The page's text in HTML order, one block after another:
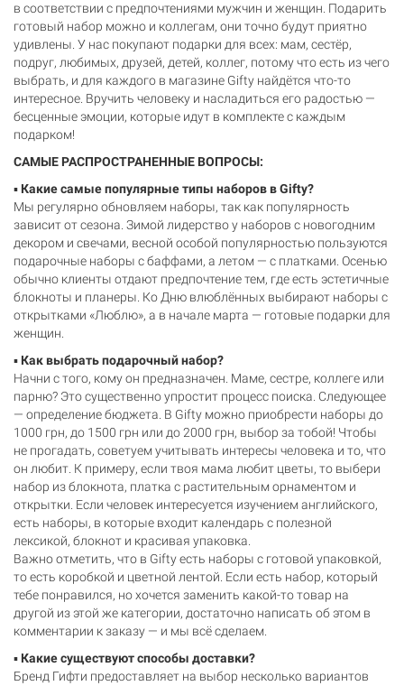
в соответствии с предпочтениями мужчин и женщин. Подарить
готовый набор можно и коллегам, они точно будут приятно
удивлены. У нас покупают подарки для всех: мам, сестёр,
подруг, любимых, друзей, детей, коллег, потому что есть из чего
выбрать, и для каждого в магазине Gifty найдётся что-то
интересное. Вручить человеку и насладиться его радостью —
бесценные эмоции, которые идут в комплекте с каждым
подарком!
САМЫЕ РАСПРОСТРАНЕННЫЕ ВОПРОСЫ:
▪️ Какие самые популярные типы наборов в Gifty?
Мы регулярно обновляем наборы, так как популярность
зависит от сезона. Зимой лидерство у наборов с новогодним
декором и свечами, весной особой популярностью пользуются
подарочные наборы с баффами, а летом — с платками. Осенью
обычно клиенты отдают предпочтение тем, где есть эстетичные
блокноты и планеры. Ко Дню влюблённых выбирают наборы с
открытками «Люблю», а в начале марта — готовые подарки для
женщин.
▪️ Как выбрать подарочный набор?
Начни с того, кому он предназначен. Маме, сестре, коллеге или
парню? Это существенно упростит процесс поиска. Следующее
— определение бюджета. В Gifty можно приобрести наборы до
1000 грн, до 1500 грн или до 2000 грн, выбор за тобой! Чтобы
не прогадать, советуем учитывать интересы человека и то, что
он любит. К примеру, если твоя мама любит цветы, то выбери
набор из блокнота, платка с растительным орнаментом и
открытки. Если человек интересуется изучением английского,
есть наборы, в которые входит календарь с полезной
лексикой, блокнот и красивая упаковка.
Важно отметить, что в Gifty есть наборы с готовой упаковкой,
то есть коробкой и цветной лентой. Если есть набор, который
тебе понравился, но хочется заменить какой-то товар на
другой из этой же категории, достаточно написать об этом в
комментарии к заказу — и мы всё сделаем.
▪️ Какие существуют способы доставки?
Бренд Гифти предоставляет на выбор несколько вариантов